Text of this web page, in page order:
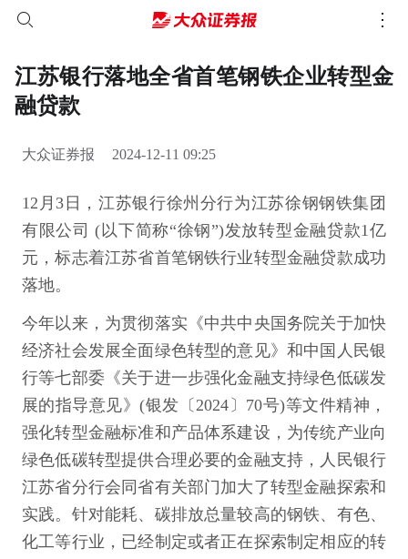
江苏银行落地全省首笔钢铁企业转型金
融贷款
大众证券报 2024-12-11 09:25
12月3日，江苏银行徐州分行为江苏徐钢钢铁集团
有限公司 (以下简称“徐钢”)发放转型金融贷款1亿
元，标志着江苏省首笔钢铁行业转型金融贷款成功
落地。
今年以来，为贯彻落实《中共中央国务院关于加快
经济社会发展全面绿色转型的意见》和中国人民银
行等七部委《关于进一步强化金融支持绿色低碳发
展的指导意见》(银发〔2024〕70号)等文件精神，
强化转型金融标准和产品体系建设，为传统产业向
绿色低碳转型提供合理必要的金融支持，人民银行
江苏省分行会同省有关部门加大了转型金融探索和
实践。针对能耗、碳排放总量较高的钢铁、有色、
化工等行业，已经制定或者正在探索制定相应的转